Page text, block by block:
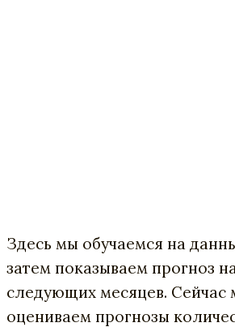
Здесь мы обучаемся на
затем показываем прогноз
следующих месяцев. Сейчас
оцениваем прогнозы